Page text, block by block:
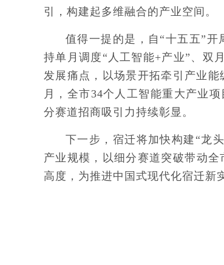
引，构建起多维融合的产业空间。
值得一提的是，自“十五五”
持单月调度“人工智能+产业”、双
发展痛点，以场景开拓牵引产业
月，全市34个人工智能重大产业
分赛道招商吸引力持续彰显。
下一步，宿迁将加快构建“龙
产业规模，以细分赛道突破带动
高度，为推进中国式现代化宿迁新